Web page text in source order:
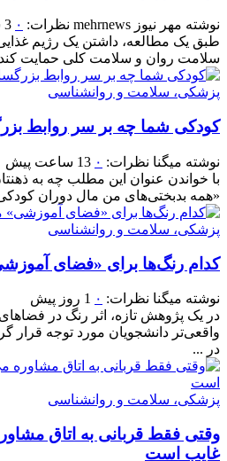
نوشته مهر نیوز mehrnews نظرات: ۰ 3 ساعت پیش
طبق یک مطالعه، داشتن یک رژیم
سلامت روان و سلامت کلی حمایت
پزشکی، سلامت و روانشناسی
کودکی شما چه بر سر روابط
نوشته میگنا نظرات: ۰ 13 ساعت پیش
با خواندن عنوان این مطلب چه به
«همه بدبختی‌های من مال دوران
پزشکی، سلامت و روانشناسی
کدام رنگ‌ها برای «فضای
نوشته میگنا نظرات: ۰ 1 روز پیش
در یک پژوهش تازه، اثر رنگ در
واقعی‌تر دانشجویان مورد توجه
در ...
پزشکی، سلامت و روانشناسی
وقتی فقط قربانی به اتاق
غایب است